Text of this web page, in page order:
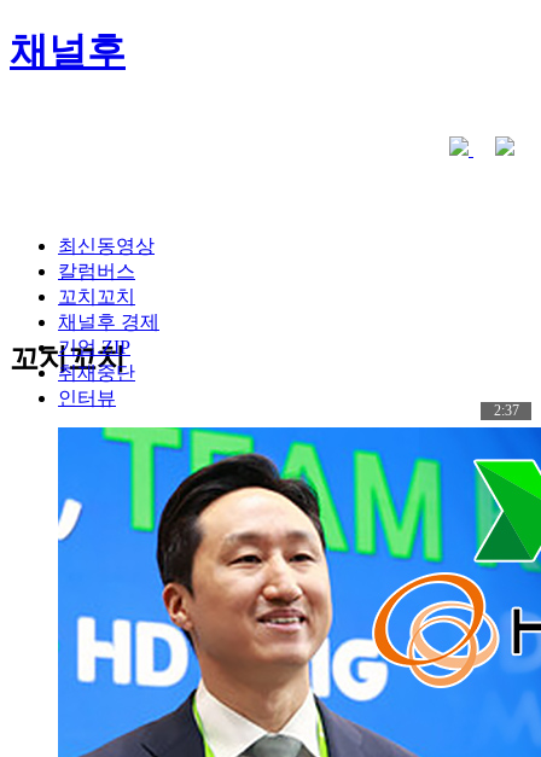
채널후
최신동영상
칼럼버스
꼬치꼬치
채널후 경제
기업.ZIP
취재중단
인터뷰
꼬치꼬치
2:37